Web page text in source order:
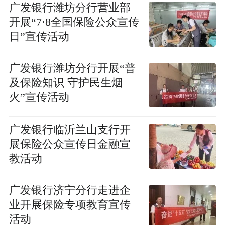
广发银行潍坊分行营业部
开展“7·8全国保险公众宣传
日”宣传活动
广发银行潍坊分行开展“普
及保险知识 守护民生烟
火”宣传活动
广发银行临沂兰山支行开
展保险公众宣传日金融宣
教活动
广发银行济宁分行走进企
业开展保险专项教育宣传
活动